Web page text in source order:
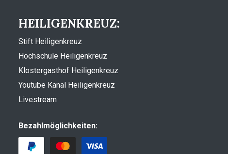
HEILIGENKREUZ:
Stift Heiligenkreuz
Hochschule Heiligenkreuz
Klostergasthof Heiligenkreuz
Youtube Kanal Heiligenkreuz
Livestream
Bezahlmöglichkeiten: